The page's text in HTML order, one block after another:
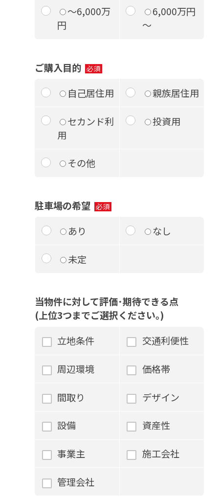
～6,000万
円
6,000万円
～
ご購入目的
自己居住用
親族居住用
セカンド利
用
投資用
その他
駐車場の希望
あり
なし
未定
当物件に対して評価･期待できる点
(上位3つまでご選択ください｡)
立地条件
交通利便性
周辺環境 価格帯
間取り デザイン
設備 資産性
事業主 施工会社
管理会社